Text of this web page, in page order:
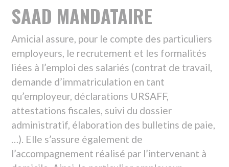
attestations fiscales, suivi du dossier
…). Elle s’assure également de
l’accompagnement réalisé par l’intervenant à
domicile. Ainsi, le particulier employeur
bénéficie de l’assurance d’une bonne gestion de
son emploi direct.
TÉLÉCHARGEMENTS